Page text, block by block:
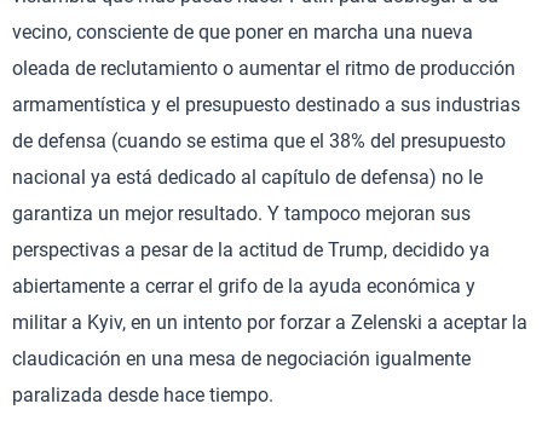
vecino, consciente de que poner en marcha una nueva
oleada de reclutamiento o aumentar el ritmo de producción
armamentística y el presupuesto destinado a sus industrias
de defensa (cuando se estima que el 38% del presupuesto
nacional ya está dedicado al capítulo de defensa) no le
garantiza un mejor resultado. Y tampoco mejoran sus
perspectivas a pesar de la actitud de Trump, decidido ya
abiertamente a cerrar el grifo de la ayuda económica y
militar a Kyiv, en un intento por forzar a Zelenski a aceptar la
claudicación en una mesa de negociación igualmente
paralizada desde hace tiempo.